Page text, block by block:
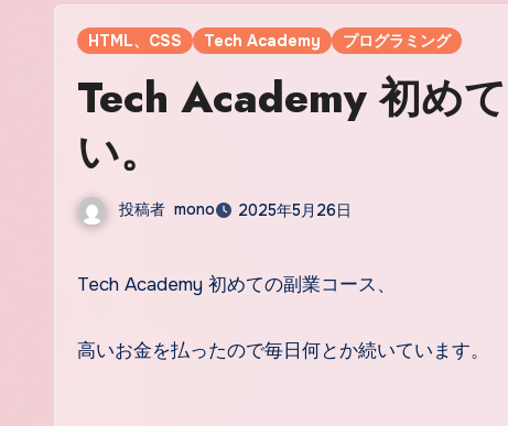
HTML、CSS Tech Academy プログラミング
Tech Academy 初め
い。
投稿者 mono 2025年5月26日
Tech Academy 初めての副業コース、
高いお金を払ったので毎日何とか続いています。